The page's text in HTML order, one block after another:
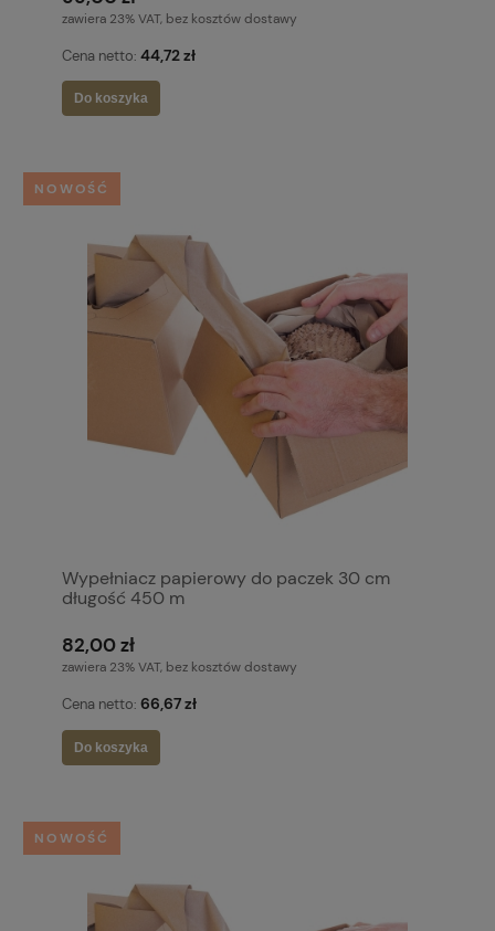
zawiera 23% VAT, bez kosztów dostawy
Cena netto: 44,72 zł
Do koszyka
Wypełniacz papierowy do paczek 30 cm
długość 450 m
82,00 zł
zawiera 23% VAT, bez kosztów dostawy
Cena netto: 66,67 zł
Do koszyka
NOWOŚĆ
NOWOŚĆ